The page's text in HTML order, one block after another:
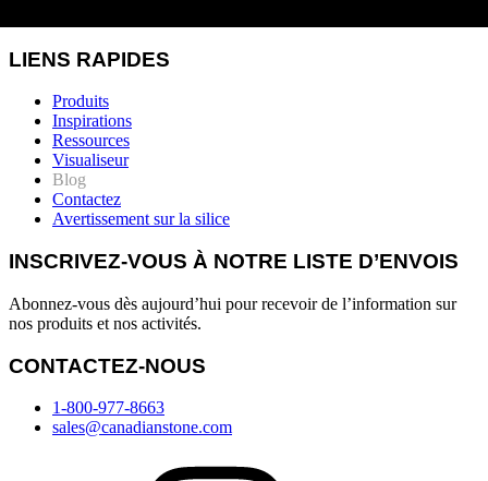
LIENS RAPIDES
Produits
Inspirations
Ressources
Visualiseur
Blog
Contactez
Avertissement sur la silice
INSCRIVEZ-VOUS À NOTRE LISTE D’ENVOIS
Abonnez-vous dès aujourd’hui pour recevoir de l’information sur
nos produits et nos activités.
CONTACTEZ-NOUS
1-800-977-8663
sales@canadianstone.com